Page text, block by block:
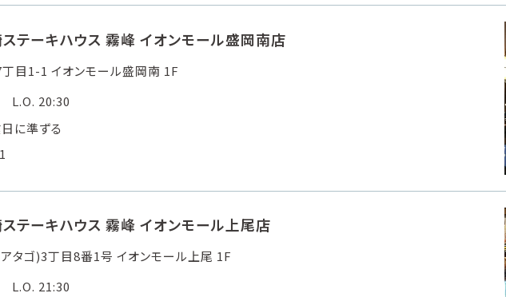
テーキハウス 霧峰 イオンモール盛岡南店
目1-1 イオンモール盛岡南 1F
L.O. 20:30
に準ずる
テーキハウス 霧峰 イオンモール上尾店
タゴ)3丁目8番1号 イオンモール上尾 1F
L.O. 21:30